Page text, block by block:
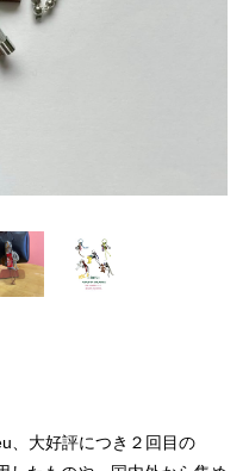
、大好評につき２回目の